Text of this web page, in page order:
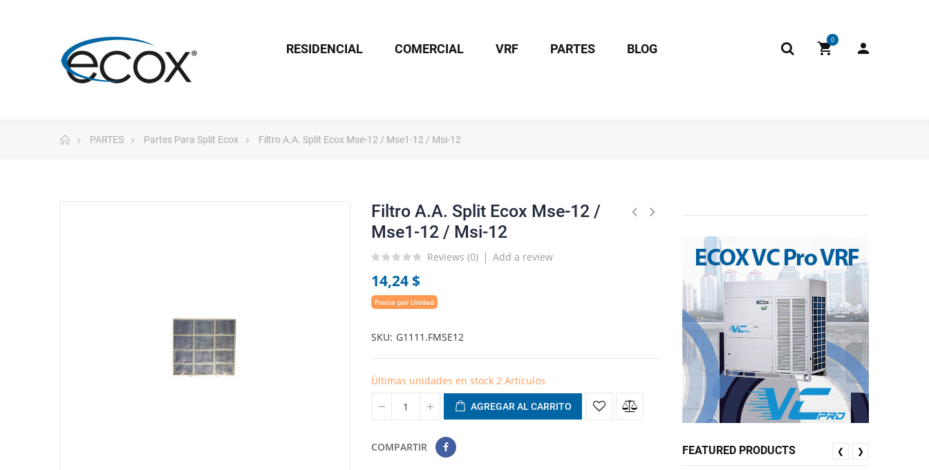
0
RESIDENCIAL COMERCIAL VRF PARTES BLOG
PARTES Partes Para Split Ecox Filtro A.A. Split Ecox Mse-12 / Mse1-12 / Msi-12
Filtro A.A. Split Ecox Mse-12 /
Mse1-12 / Msi-12
Reviews (0) Add a review
14,24 $
Precio por Unidad
SKU G1111.FMSE12
Últimas unidades en stock 2 Artículos
AGREGAR AL CARRITO
COMPARTIR FEATURED PRODUCTS ❮ ❯